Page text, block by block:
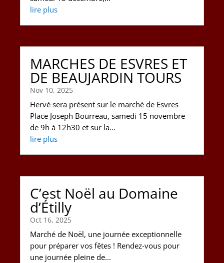
lire plus
MARCHES DE ESVRES ET
DE BEAUJARDIN TOURS
Nov 10, 2025
Hervé sera présent sur le marché de Esvres
Place Joseph Bourreau, samedi 15 novembre
de 9h à 12h30 et sur la...
lire plus
C’est Noël au Domaine
d’Étilly
Oct 16, 2025
Marché de Noël, une journée exceptionnelle
pour préparer vos fêtes ! Rendez-vous pour
une journée pleine de...